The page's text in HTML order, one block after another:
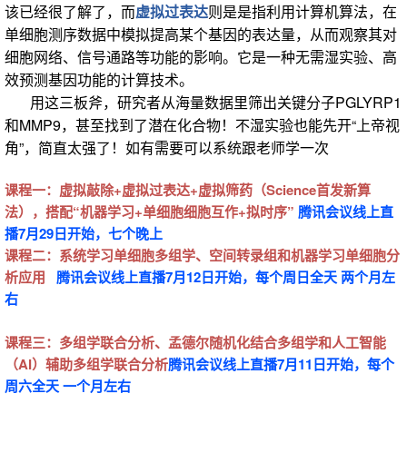
该已经很了解了，而虚拟过表达则是是指利用计算机算法，在
单细胞测序数据中模拟提高某个基因的表达量，从而观察其对
细胞网络、信号通路等功能的影响。它是一种无需湿实验、高
效预测基因功能的计算技术。
用这三板斧，研究者从海量数据里筛出关键分子PGLYRP1
和MMP9，甚至找到了潜在化合物！不湿实验也能先开“上帝视
角”，简直太强了！如有需要可以系统跟老师学一次
课程一：虚拟敲除+虚拟过表达+虚拟筛药（Science首发新算
法），搭配“机器学习+单细胞细胞互作+拟时序” 腾讯会议线上直
播7月29日开始，七个晚上
课程二：系统学习单细胞多组学、空间转录组和机器学习单细胞分
析应用 腾讯会议线上直播7月12日开始，每个周日全天 两个月左
右
课程三： 多组学联合分析、孟德尔随机化结合多组学和人工智能
（AI）辅助多组学联合分析腾讯会议线上直播7月11日开始，每个
周六全天 一个月左右